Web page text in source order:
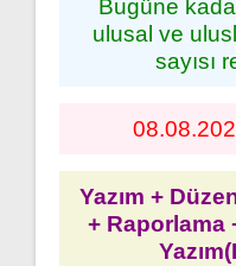
Bugüne
ulusal ve
sayısı
Yazım +
+ Raporlama